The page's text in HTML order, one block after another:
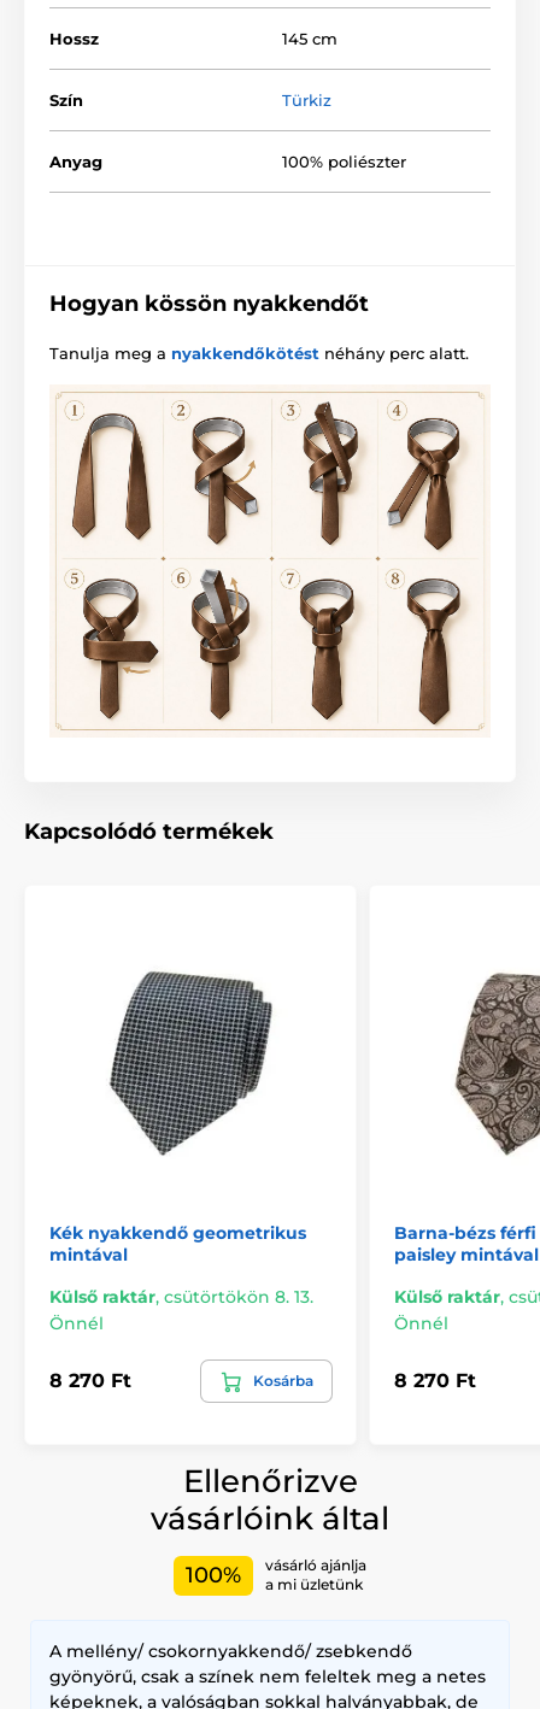
Hossz 145 cm
Szín Türkiz
Anyag 100% poliészter
Hogyan kössön nyakkendőt
Tanulja meg a nyakkendőkötést néhány perc alatt.
Kapcsolódó termékek
Kék nyakkendő geometrikus
mintával
Külső raktár, csütörtökön 8. 13.
Önnél
8 270 Ft Kosárba
Barna-bézs
paisley mintával
Külső raktár,
Önnél
8 270 Ft
Ellenőrizve
vásárlóink által
100%
vásárló ajánlja
a mi üzletünk
A mellény/ csokornyakkendő/ zsebkendő
gyönyörű, csak a színek nem feleltek meg a netes
képeknek, a valóságban sokkal halványabbak, de